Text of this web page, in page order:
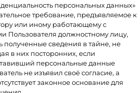
персональных данных»
требование, предъявляемое к
или иному работающему с
Пользователя должностному лицу,
полученные сведения в тайне, не
в них посторонних, если
персональные данные
не изъявил своё согласие, а
законное основание для